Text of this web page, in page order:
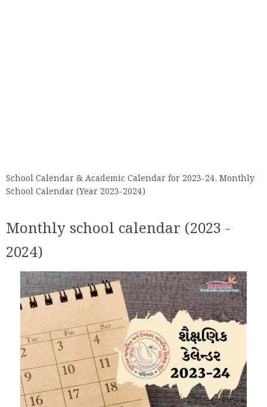
School Calendar & Academic Calendar for 2023-24, Monthly
School Calendar (Year 2023-2024)
Monthly school calendar (2023 -
2024)